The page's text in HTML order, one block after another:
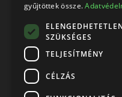
Data
gyűjtöttek össze.
SZÜKSÉGES
TELJESÍTMÉNY
CÉLZÁS